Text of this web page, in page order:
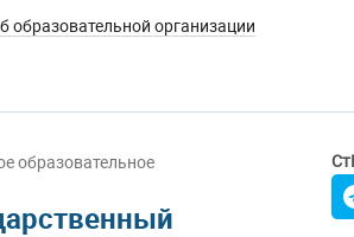
образовательной организации
образовательное